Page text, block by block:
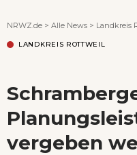
NRWZ.de > Alle News > Landkreis
LANDKREIS ROTTWEIL
vergeben